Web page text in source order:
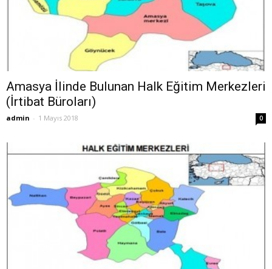
Amasya İlinde Bulunan Halk Eğitim Merkezleri
(İrtibat Büroları)
admin - 1 Mayıs 2018 0